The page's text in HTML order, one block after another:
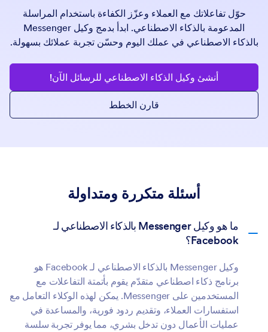
حوّل تفاعلاتك مع العملاء وعزّز الكفاءة باستخدام المراسلة
المدعومة بالذكاء الاصطناعي. ابدأ بدمج وكيل Messenger
بالذكاء الاصطناعي في عملك اليوم وحسّن تجربة عملائك بسهولة.
أنشئ وكيل الذكاء الاصطناعي للرسائل الآن!
قارن الخطط
أسئلة متكررة ومتداولة
ما هو وكيل Messenger بالذكاء الاصطناعي لـ
Facebook؟
وكيل Messenger بالذكاء الاصطناعي لـ Facebook هو
برنامج ذكاء اصطناعي متقدّم يقوم بأتمتة التفاعلات مع
المستخدمين على Messenger. يمكن لهذه الوكلاء التعامل مع
استفسارات العملاء، وتقديم ردود فورية، والمساعدة في
عمليات الأعمال دون تدخل بشري، مما يوفر تجربة سلسة